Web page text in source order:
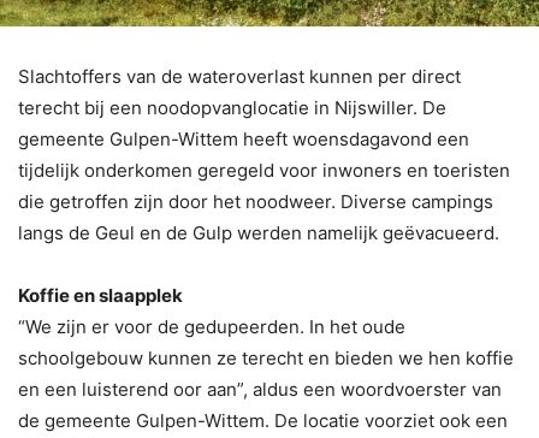
Slachtoffers van de wateroverlast kunnen per direct
terecht bij een noodopvanglocatie in Nijswiller. De
gemeente Gulpen-Wittem heeft woensdagavond een
tijdelijk onderkomen geregeld voor inwoners en toeristen
die getroffen zijn door het noodweer. Diverse campings
langs de Geul en de Gulp werden namelijk geëvacueerd.
Koffie en slaapplek
“We zijn er voor de gedupeerden. In het oude
schoolgebouw kunnen ze terecht en bieden we hen koffie
en een luisterend oor aan”, aldus een woordvoerster van
de gemeente Gulpen-Wittem. De locatie voorziet ook een